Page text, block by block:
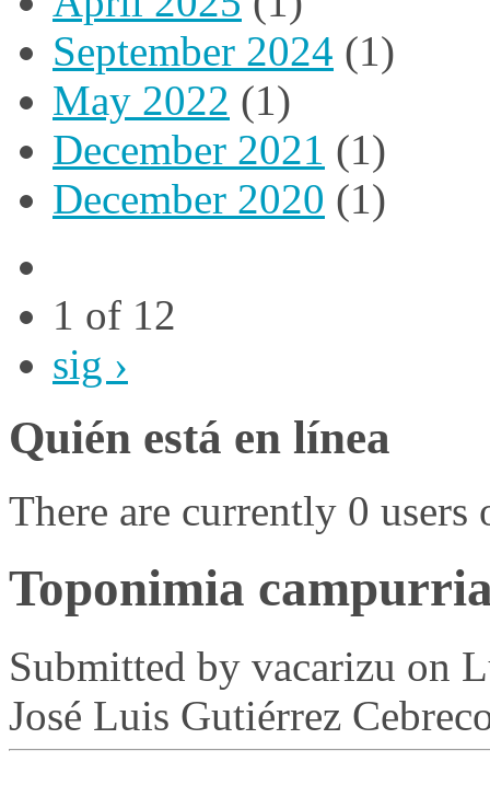
September 2024 (1)
May 2022 (1)
December 2021 (1)
December 2020 (1)
1 of 12
sig ›
Quién está en línea
There are currently 0 users
Toponimia
Submitted by vacarizu on
José Luis Gutiérrez